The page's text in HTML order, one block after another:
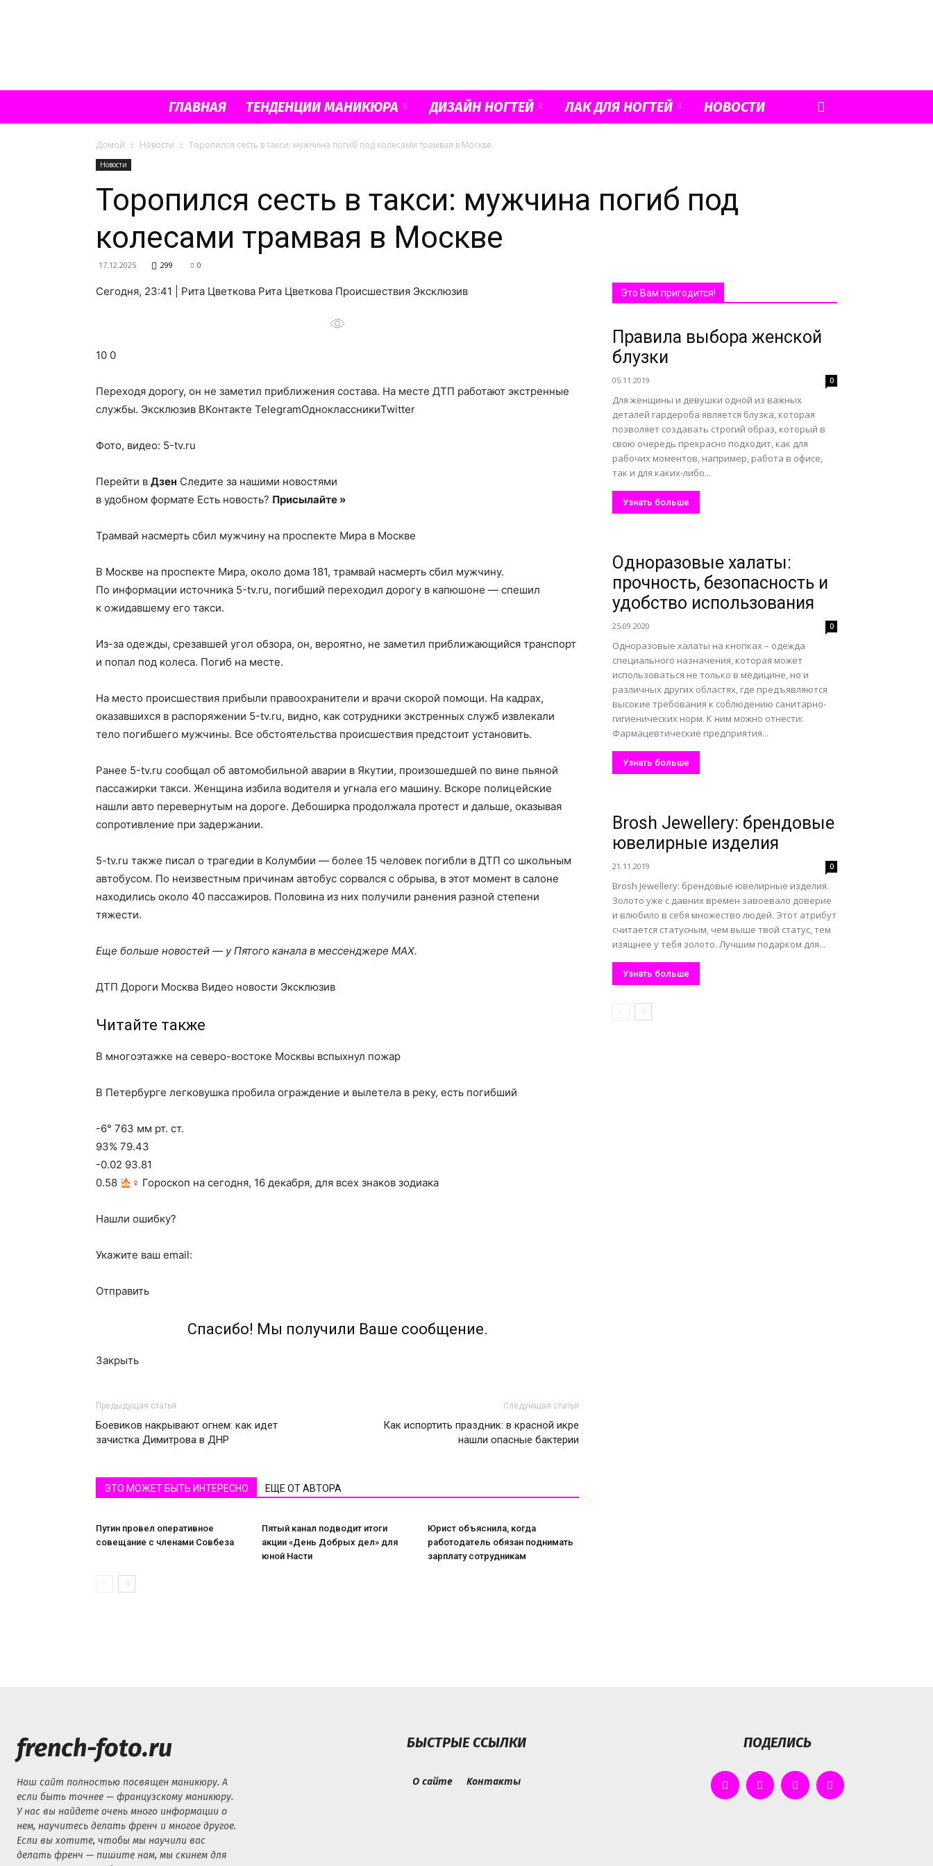
Французский
ГЛАВНАЯ ТЕНДЕНЦИИ МАНИКЮРА ДИЗАЙН НОГТЕЙ ЛАК ДЛЯ НОГТЕЙ НОВОСТИ
Домой Новости Торопился сесть в такси: мужчина погиб под колесами трамвая в Москве
Новости
Торопился сесть в такси: мужчина погиб под
колесами трамвая в Москве
17.12.2025 299 0
Сегодня, 23:41 | Рита Цветкова Рита Цветкова Происшествия Эксклюзив
10 0
Переходя дорогу, он не заметил приближения состава. На месте ДТП работают экстренные
службы. Эксклюзив ВКонтакте TelegramОдноклассникиTwitter
Фото, видео: 5-tv.ru
Перейти в Дзен Следите за нашими новостями
в удобном формате Есть новость? Присылайте »
Трамвай насмерть сбил мужчину на проспекте Мира в Москве
В Москве на проспекте Мира, около дома 181, трамвай насмерть сбил мужчину.
По информации источника 5-tv.ru, погибший переходил дорогу в капюшоне — спешил
к ожидавшему его такси.
Из-за одежды, срезавшей угол обзора, он, вероятно, не заметил приближающийся транспорт
и попал под колеса. Погиб на месте.
На место происшествия прибыли правоохранители и врачи скорой помощи. На кадрах,
оказавшихся в распоряжении 5-tv.ru, видно, как сотрудники экстренных служб извлекали
тело погибшего мужчины. Все обстоятельства происшествия предстоит установить.
Ранее 5-tv.ru сообщал об автомобильной аварии в Якутии, произошедшей по вине пьяной
пассажирки такси. Женщина избила водителя и угнала его машину. Вскоре полицейские
нашли авто перевернутым на дороге. Дебоширка продолжала протест и дальше, оказывая
сопротивление при задержании.
5-tv.ru также писал о трагедии в Колумбии — более 15 человек погибли в ДТП со школьным
автобусом. По неизвестным причинам автобус сорвался с обрыва, в этот момент в салоне
находились около 40 пассажиров. Половина из них получили ранения разной степени
тяжести.
Еще больше новостей — у Пятого канала в мессенджере MAX.
ДТП Дороги Москва Видео новости Эксклюзив
Читайте также
В многоэтажке на северо-востоке Москвы вспыхнул пожар
В Петербурге легковушка пробила ограждение и вылетела в реку, есть погибший
-6° 763 мм рт. ст.
93% 79.43
-0.02 93.81
0.58
‍♀ Гороскоп на сегодня, 16 декабря, для всех знаков зодиака
Нашли ошибку?
Укажите ваш email:
Отправить
Спасибо! Мы получили Ваше сообщение.
Закрыть
Предыдущая статья
Боевиков накрывают огнем: как идет
зачистка Димитрова в ДНР
Следующая статья
Как испортить праздник: в красной икре
нашли опасные бактерии
ЭТО МОЖЕТ БЫТЬ ИНТЕРЕСНО ЕЩЕ ОТ АВТОРА
Путин провел оперативное
совещание с членами Совбеза
Пятый канал подводит итоги
акции «День Добрых дел» для
юной Насти
Юрист объяснила, когда
работодатель обязан поднимать
зарплату сотрудникам
Это Вам пригодится!
Правила выбора женской
блузки
05.11.2019 0
Для женщины и девушки одной из важных
деталей гардероба является блузка, которая
позволяет создавать строгий образ, который в
свою очередь прекрасно подходит, как для
рабочих моментов, например, работа в офисе,
так и для каких-либо...
Узнать больше
Одноразовые халаты:
прочность, безопасность и
удобство использования
25.09.2020 0
Одноразовые халаты на кнопках – одежда
специального назначения, которая может
использоваться не только в медицине, но и
различных других областях, где предъявляются
высокие требования к соблюдению санитарно-
гигиенических норм. К ним можно отнести:
Фармацевтические предприятия...
Узнать больше
Brosh Jewellery: брендовые
ювелирные изделия
21.11.2019 0
Brosh Jewellery: брендовые ювелирные изделия.
Золото уже с давних времен завоевало доверие
и влюбило в себя множество людей. Этот атрибут
считается статусным, чем выше твой статус, тем
изящнее у тебя золото. Лучшим подарком для...
Узнать больше
french-foto.ru
Наш сайт полностью посвящен маникюру. А
если быть точнее — французскому маникюру.
У нас вы найдете очень много информации о
нем, научитесь делать френч и многое другое.
Если вы хотите, чтобы мы научили вас
делать френч — пишите нам, мы скинем для
БЫСТРЫЕ ССЫЛКИ
О сайте Контакты
ПОДЕЛИСЬ